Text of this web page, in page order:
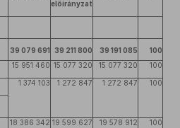
előirányzat
39 079 691 39 211 800 39 191 085
100
15 951 460 15 077 320 15 077 320 100
1 374 103 1 272 847 1 272 847 100
18 386 342 19 599 627 19 578 912 100